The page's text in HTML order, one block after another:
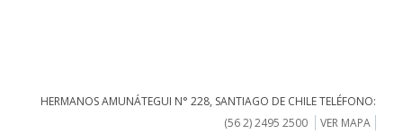
HERMANOS AMUNÁTEGUI N° 228, SANTIAGO DE CHILE TELÉFONO:
(56 2) 2495 2500
VER MAPA